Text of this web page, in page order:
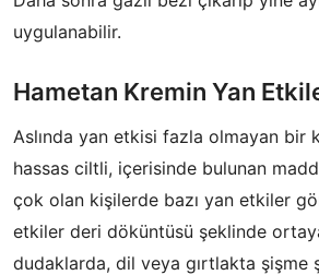
uygulanabilir.
Hametan Kremin Yan
Aslında yan etkisi fazla olmayan bir
hassas ciltli, içerisinde bulunan
çok olan kişilerde bazı yan etkiler
etkiler deri döküntüsü şeklinde
dudaklarda, dil veya gırtlakta şişme